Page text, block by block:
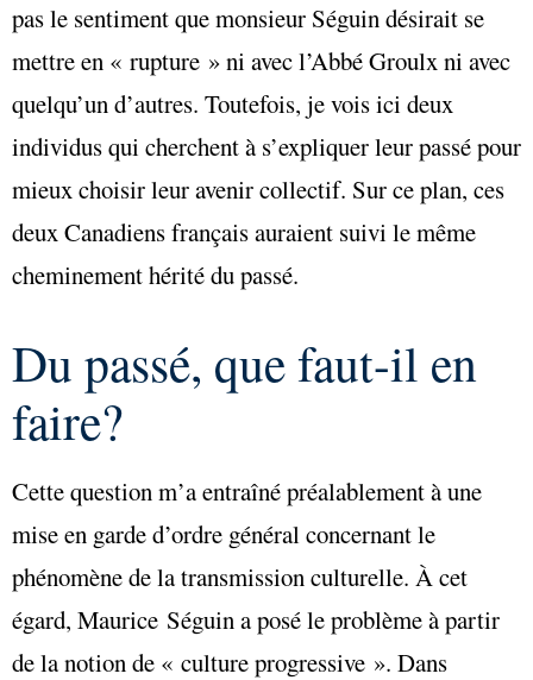
pas le sentiment que monsieur Séguin désirait se
mettre en « rupture » ni avec l’Abbé Groulx ni avec
quelqu’un d’autres. Toutefois, je vois ici deux
individus qui cherchent à s’expliquer leur passé pour
mieux choisir leur avenir collectif. Sur ce plan, ces
deux Canadiens français auraient suivi le même
cheminement hérité du passé.
Du passé, que faut-il en
faire?
Cette question m’a entraîné préalablement à une
mise en garde d’ordre général concernant le
phénomène de la transmission culturelle. À cet
égard, Maurice Séguin a posé le problème à partir
de la notion de « culture progressive ». Dans